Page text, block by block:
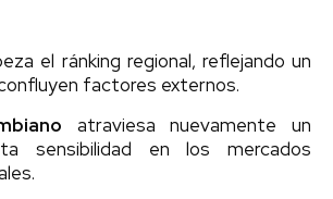
el ránking regional, reflejando un
factores externos.
atraviesa nuevamente un
sensibilidad en los mercados